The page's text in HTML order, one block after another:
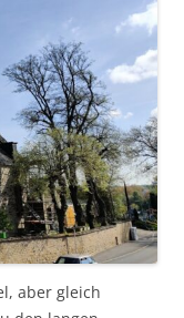
aber gleich